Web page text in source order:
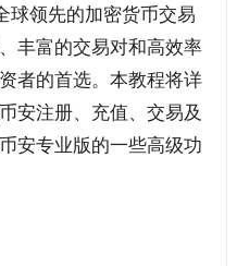
球领先的加密货币交易
丰富的交易对和高效率
者的首选。本教程将详
安注册、充值、交易及
安专业版的一些高级功